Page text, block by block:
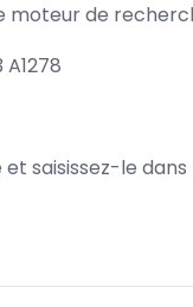
moteur de
saisissez-le